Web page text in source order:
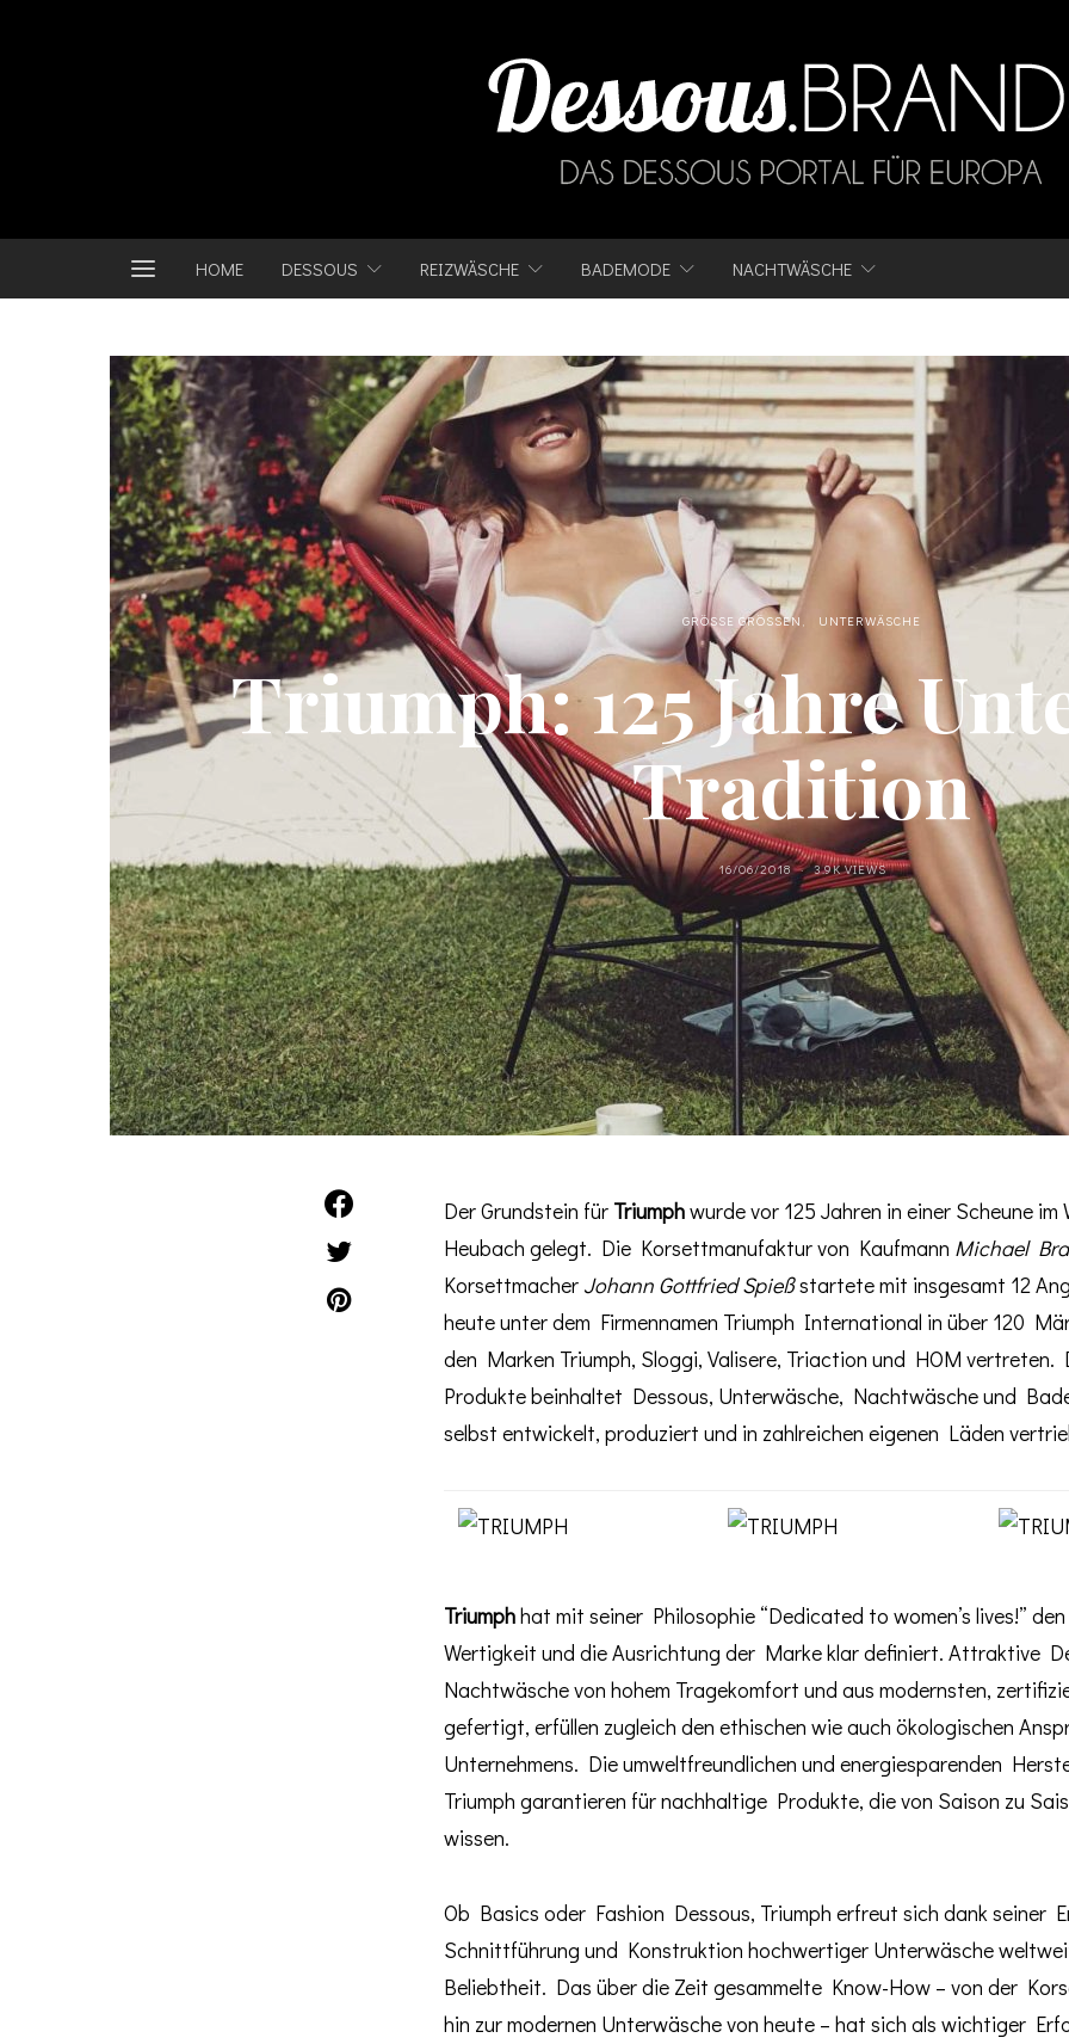
HOME DESSOUS REIZWÄSCHE BADEMODE NACHTWÄSCHE
GRÖSSE GRÖSSEN UNTERWÄSCHE
Triumph: 125 Jahre
Tradition
16/06/2018 3.9K VIEWS
Der Grundstein für Triumphwurde vor 125 Jahren in einer Scheune
Heubach gelegt. Die Korsettmanufaktur von Kaufmann Michael
Korsettmacher Johann Gottfried Spießstartete mit insgesamt 12
heute unter dem Firmennamen Triumph International in über 120
den Marken Triumph, Sloggi, Valisere, Triaction und HOM
Produkte beinhaltet Dessous, Unterwäsche, Nachtwäsche und
selbst entwickelt, produziert und in zahlreichen eigenen Läden
Triumphhat mit seiner Philosophie “Dedicated to women’s lives!”
Wertigkeit und die Ausrichtung der Marke klar definiert. Attraktive
Nachtwäsche von hohem Tragekomfort und aus modernsten,
gefertigt, erfüllen zugleich den ethischen wie auch ökologischen
Unternehmens. Die umweltfreundlichen und energiesparenden
Triumph garantieren für nachhaltige Produkte, die von Saison zu
wissen.
Ob Basics oder Fashion Dessous, Triumph erfreut sich dank seiner
Schnittführung und Konstruktion hochwertiger Unterwäsche
Beliebtheit. Das über die Zeit gesammelte Know-How – von der
hin zur modernen Unterwäsche von heute – hat sich als wichtiger